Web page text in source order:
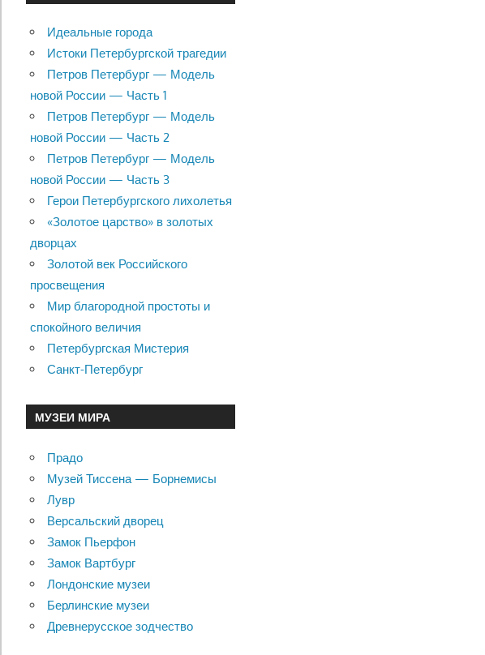
Идеальные города
Истоки Петербургской трагедии
Петров Петербург — Модель
новой России — Часть 1
Петров Петербург — Модель
новой России — Часть 2
Петров Петербург — Модель
новой России — Часть 3
Герои Петербургского лихолетья
«Золотое царство» в золотых
дворцах
Золотой век Российского
просвещения
Мир благородной простоты и
спокойного величия
Петербургская Мистерия
Санкт-Петербург
МУЗЕИ МИРА
Прадо
Музей Тиссена — Борнемисы
Лувр
Версальский дворец
Замок Пьерфон
Замок Вартбург
Лондонские музеи
Берлинские музеи
Древнерусское зодчество